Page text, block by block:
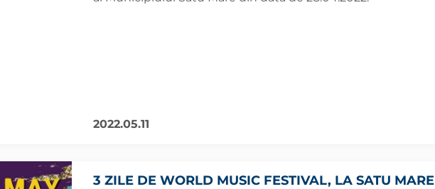
2022.05.11
3 ZILE DE WORLD MUSIC FESTIVAL, LA SATU MARE